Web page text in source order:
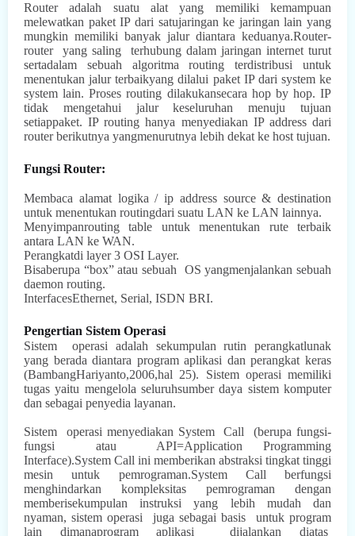
Router adalah suatu alat yang memiliki kemampuan
melewatkan paket IP dari satujaringan ke jaringan lain yang
mungkin memiliki banyak jalur diantara keduanya.Router-
router
yang saling
terhubung dalam jaringan internet turut
sertadalam sebuah algoritma routing terdistribusi untuk
menentukan jalur terbaikyang dilalui paket IP dari system ke
system lain. Proses routing dilakukansecara hop by hop. IP
tidak mengetahui jalur keseluruhan menuju tujuan
setiappaket. IP routing hanya menyediakan IP address dari
router berikutnya yangmenurutnya lebih dekat ke host tujuan.
Fungsi Router:
Membaca alamat logika / ip address source & destination
untuk menentukan routingdari suatu LAN ke LAN lainnya.
Menyimpanrouting table untuk menentukan rute terbaik
antara LAN ke WAN.
Perangkatdi layer 3 OSI Layer.
Bisaberupa “box” atau sebuah
OS yangmenjalankan sebuah
daemon routing.
InterfacesEthernet, Serial, ISDN BRI.
Pengertian Sistem Operasi
Sistem
operasi adalah sekumpulan rutin perangkatlunak
yang berada diantara program aplikasi dan perangkat keras
(BambangHariyanto,2006,hal 25). Sistem operasi memiliki
tugas yaitu mengelola seluruhsumber daya sistem komputer
dan sebagai penyedia layanan.
Sistem operasi menyediakan System Call (berupa fungsi-
fungsi
atau
API=Application Programming
Interface).System Call ini memberikan abstraksi tingkat tinggi
mesin untuk pemrograman.System Call berfungsi
menghindarkan kompleksitas pemrograman dengan
memberisekumpulan instruksi yang lebih mudah dan
nyaman, sistem operasi
juga sebagai basis
untuk program
lain dimanaprogram aplikasi
dijalankan diatas